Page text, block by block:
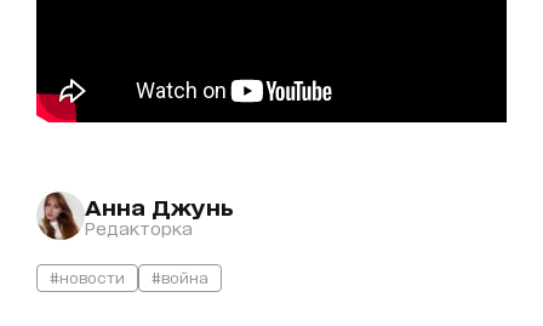
Анна Джунь
Редакторка
#новости #война